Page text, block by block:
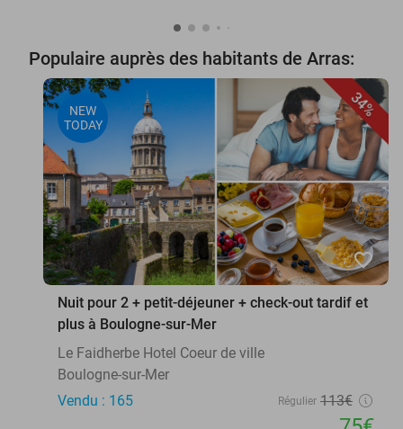
Populaire auprès des habitants de Arras:
34%
NEW
TODAY
favorite_border
Nuit pour 2 + petit-déjeuner + check-out tardif et
plus à Boulogne-sur-Mer
Le Faidherbe Hotel Coeur de ville
Boulogne-sur-Mer
Vendu : 165
Régulier 113€